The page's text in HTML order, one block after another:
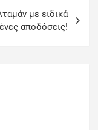
με ειδικά
αποδόσεις!